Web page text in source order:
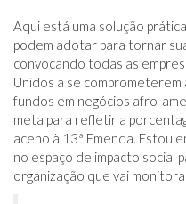
Aqui está uma solução
podem adotar para tornar
convocando todas as
Unidos a se
fundos em negócios afro-
meta para refletir a
aceno à 13ª Emenda. Estou
no espaço de impacto social
organização que vai